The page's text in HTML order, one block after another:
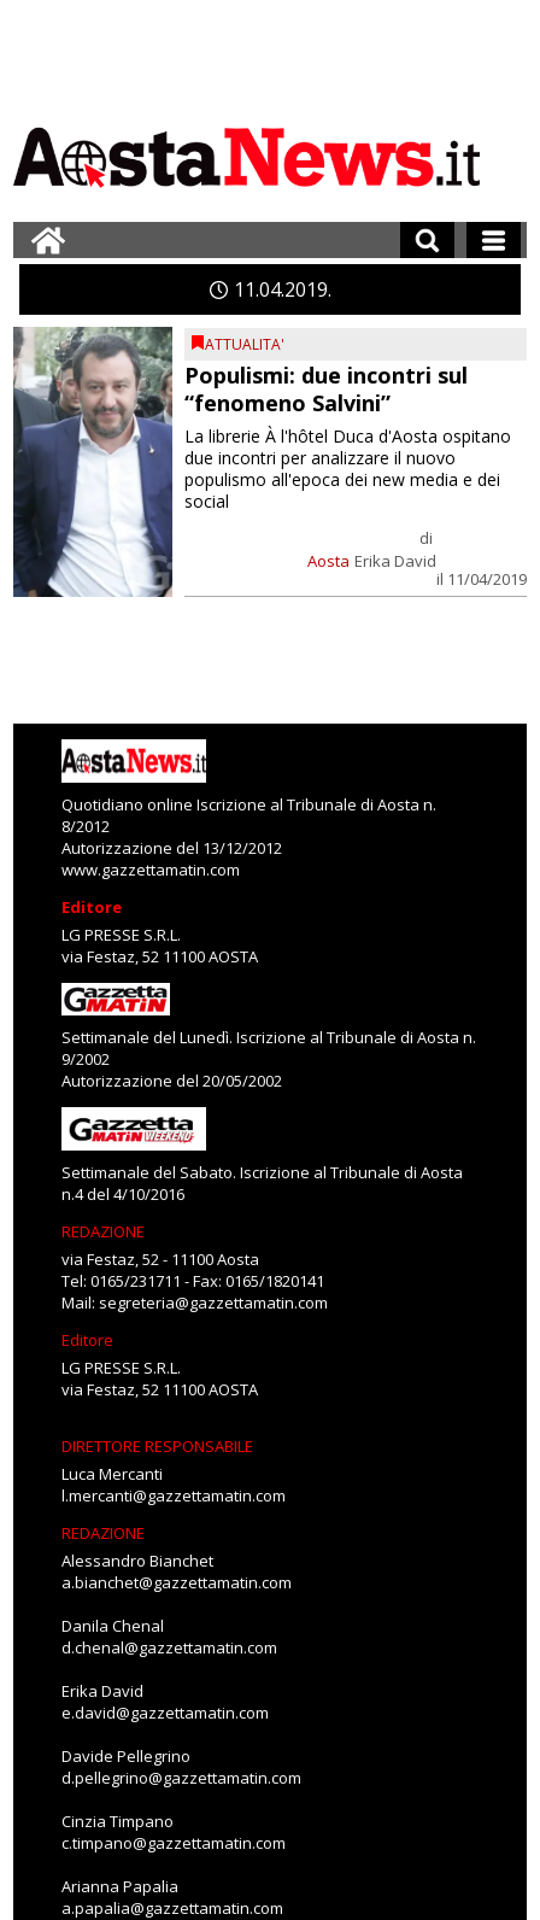
11 04 2019
ATTUALITA'
Populismi: due incontri sul
“fenomeno Salvini”
Aosta
di
Erika David
il 11/04/2019
La librerie À l'hôtel Duca d'Aosta ospitano
due incontri per analizzare il nuovo
populismo all'epoca dei new media e dei
social
Quotidiano online Iscrizione al Tribunale di Aosta n.
8/2012
Autorizzazione del 13/12/2012
www.gazzettamatin.com
Editore
LG PRESSE S.R.L.
via Festaz, 52 11100 AOSTA
Settimanale del Lunedì. Iscrizione al Tribunale di Aosta n.
9/2002
Autorizzazione del 20/05/2002
Settimanale del Sabato. Iscrizione al Tribunale di Aosta
n.4 del 4/10/2016
REDAZIONE
via Festaz, 52 - 11100 Aosta
Tel: 0165/231711 - Fax: 0165/1820141
Mail: segreteria@gazzettamatin.com
Editore
LG PRESSE S.R.L.
via Festaz, 52 11100 AOSTA
DIRETTORE RESPONSABILE
Luca Mercanti
l.mercanti@gazzettamatin.com
REDAZIONE
Alessandro Bianchet
a.bianchet@gazzettamatin.com
Danila Chenal
d.chenal@gazzettamatin.com
Erika David
e.david@gazzettamatin.com
Davide Pellegrino
d.pellegrino@gazzettamatin.com
Cinzia Timpano
c.timpano@gazzettamatin.com
Arianna Papalia
a.papalia@gazzettamatin.com